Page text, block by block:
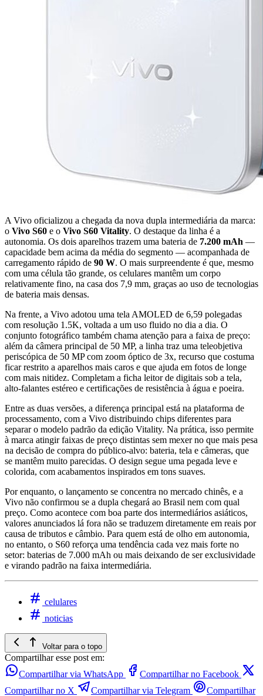
A Vivo oficializou a chegada da nova dupla intermediária da marca:
o Vivo S60 e o Vivo S60 Vitality. O destaque da linha é a
autonomia. Os dois aparelhos trazem uma bateria de 7.200 mAh —
capacidade bem acima da média do segmento — acompanhada de
carregamento rápido de 90 W. O mais surpreendente é que, mesmo
com uma célula tão grande, os celulares mantêm um corpo
relativamente fino, na casa dos 7,9 mm, graças ao uso de tecnologias
de bateria mais densas.
Na frente, a Vivo adotou uma tela AMOLED de 6,59 polegadas
com resolução 1.5K, voltada a um uso fluido no dia a dia. O
conjunto fotográfico também chama atenção para a faixa de preço:
além da câmera principal de 50 MP, a linha traz uma teleobjetiva
periscópica de 50 MP com zoom óptico de 3x, recurso que costuma
ficar restrito a aparelhos mais caros e que ajuda em fotos de longe
com mais nitidez. Completam a ficha leitor de digitais sob a tela,
alto-falantes estéreo e certificações de resistência à água e poeira.
Entre as duas versões, a diferença principal está na plataforma de
processamento, com a Vivo distribuindo chips diferentes para
separar o modelo padrão da edição Vitality. Na prática, isso permite
à marca atingir faixas de preço distintas sem mexer no que mais pesa
na decisão de compra do público-alvo: bateria, tela e câmeras, que
se mantêm muito parecidas. O design segue uma pegada leve e
colorida, com acabamentos inspirados em tons suaves.
Por enquanto, o lançamento se concentra no mercado chinês, e a
Vivo não confirmou se a dupla chegará ao Brasil nem com qual
preço. Como acontece com boa parte dos intermediários asiáticos,
valores anunciados lá fora não se traduzem diretamente em reais por
causa de tributos e câmbio. Para quem está de olho em autonomia,
no entanto, o S60 reforça uma tendência cada vez mais forte no
setor: baterias de 7.000 mAh ou mais deixando de ser exclusividade
e virando padrão na faixa intermediária.
celulares
noticias
Voltar para o topo
Compartilhar esse post em:
Compartilhar via WhatsApp
Compartilhar no Facebook
Compartilhar no X
Compartilhar via Telegram
Compartilhar